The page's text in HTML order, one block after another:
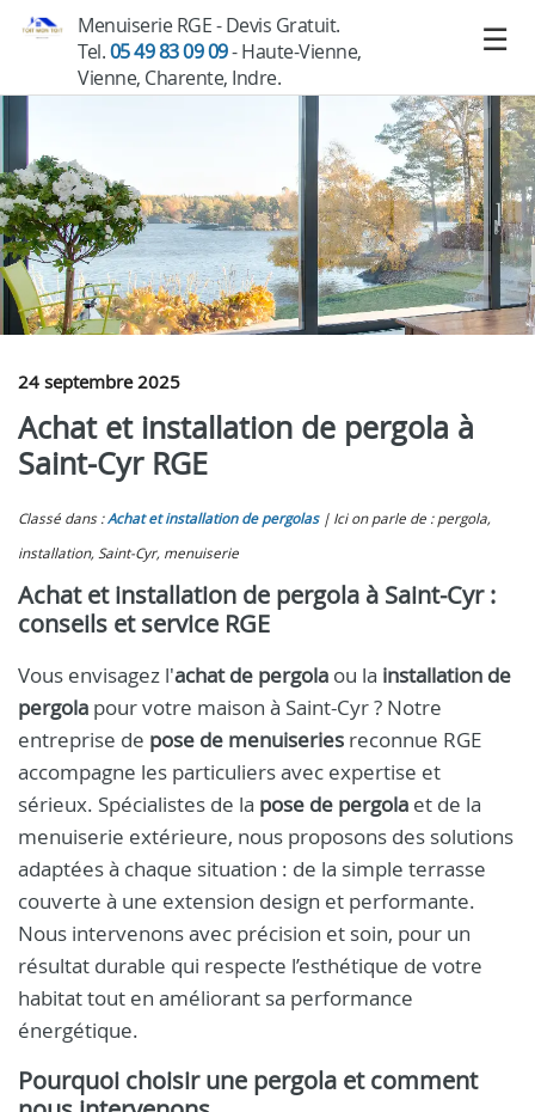
Menuiserie RGE - Devis Gratuit.
Tel.05 49 83 09 09- Haute-Vienne,
Vienne, Charente, Indre.
24 septembre 2025
Achat et installation de pergola à
Saint-Cyr RGE
Classé dans :Achat et installation de pergolas
Ici on parle de : pergola,
installation, Saint-Cyr, menuiserie
Achat et installation de pergola à Saint-Cyr :
conseils et service RGE
Vous envisagez l'achat de pergola ou la installation de
pergola pour votre maison à Saint-Cyr ? Notre
entreprise de pose de menuiseries reconnue RGE
accompagne les particuliers avec expertise et
sérieux. Spécialistes de la pose de pergola et de la
menuiserie extérieure, nous proposons des solutions
adaptées à chaque situation : de la simple terrasse
couverte à une extension design et performante.
Nous intervenons avec précision et soin, pour un
résultat durable qui respecte l’esthétique de votre
habitat tout en améliorant sa performance
énergétique.
Pourquoi choisir une pergola et comment